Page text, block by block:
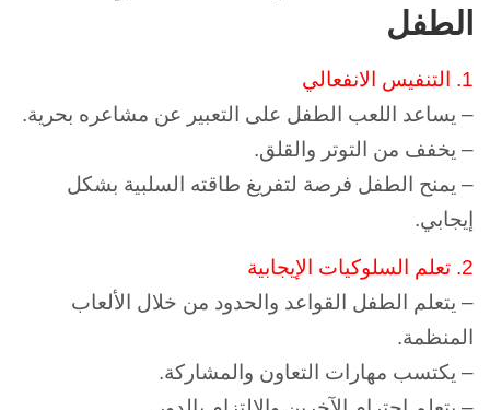
الطفل
1. التنفيس الانفعالي
– يساعد اللعب الطفل على التعبير عن مشاعره بحرية.
– يخفف من التوتر والقلق.
– يمنح الطفل فرصة لتفريغ طاقته السلبية بشكل
إيجابي.
2. تعلم السلوكيات الإيجابية
– يتعلم الطفل القواعد والحدود من خلال الألعاب
المنظمة.
– يكتسب مهارات التعاون والمشاركة.